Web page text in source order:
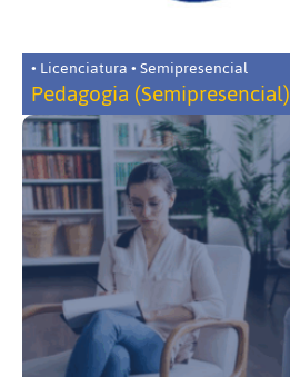
• Licenciatura • Semipresencial
Pedagogia (Semipresencial)